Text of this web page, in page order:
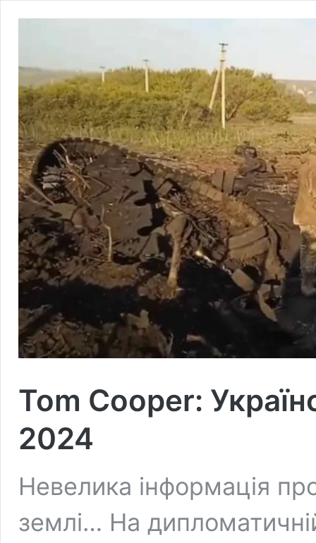
Tom Cooper:
2024
Невелика інформація про
землі… На